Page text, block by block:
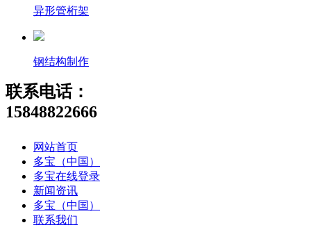
异形管桁架
钢结构制作
联系电话：
15848822666
网站首页
多宝（中国）
多宝在线登录
新闻资讯
多宝（中国）
联系我们